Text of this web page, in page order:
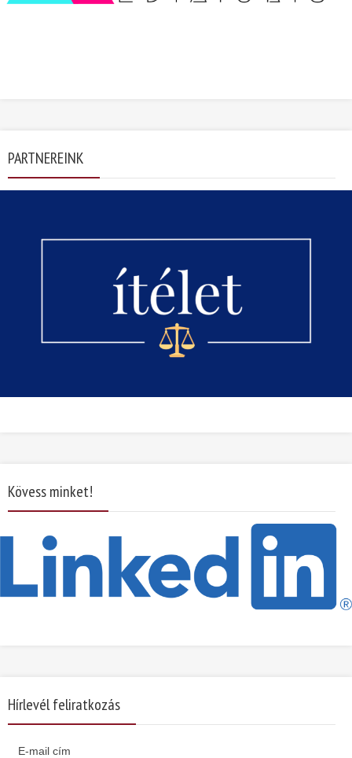
PARTNEREINK
Kövess minket!
Hírlevél feliratkozás
E-mail cím